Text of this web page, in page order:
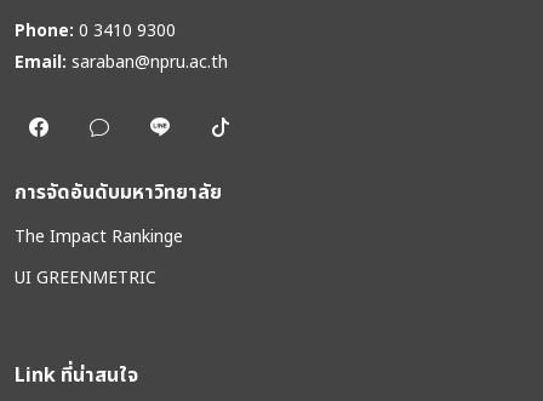
Phone: 0 3410 9300
Email: saraban@npru.ac.th
การจัดอันดับมหาวิทยาลัย
The Impact Rankinge
UI GREENMETRIC
Link ที่น่าสนใจ